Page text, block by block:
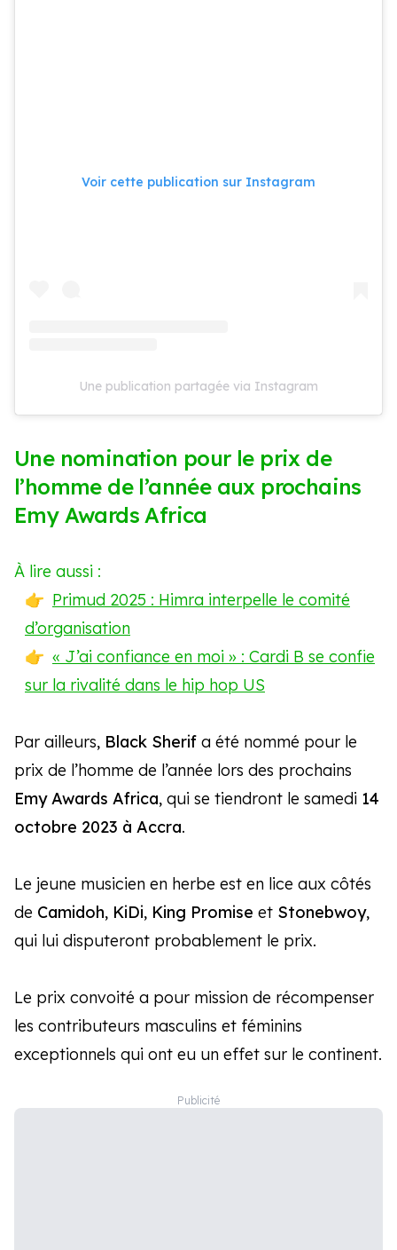
Voir cette publication sur Instagram
Une publication partagée via Instagram
Une nomination pour le prix de
l’homme de l’année aux prochains
Emy Awards Africa
Par ailleurs, Black Sherif a été nommé pour le
prix de l’homme de l’année lors des prochains
Emy Awards Africa, qui se tiendront le samedi 14
octobre 2023 à Accra.
Le jeune musicien en herbe est en lice aux côtés
de Camidoh, KiDi, King Promise et Stonebwoy,
qui lui disputeront probablement le prix.
Le prix convoité a pour mission de récompenser
les contributeurs masculins et féminins
exceptionnels qui ont eu un effet sur le continent.
À lire aussi :
Primud 2025 : Himra interpelle le comité
d’organisation
« J’ai confiance en moi » : Cardi B se confie
sur la rivalité dans le hip hop US